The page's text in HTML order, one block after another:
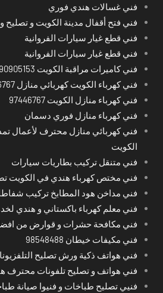
فني غسالات هندي فوري
فني فتح أقفال مدينة الكويت و تصليح
فني قطع غيار سيارات الفروانية
فني قطع غيار سيارات الفروانية
فني كاميرات مراقبة الكويت 90905153
فني كهرباء الكويت كهربائي منازل 97446767
فني كهرباء منازل الكويت 97446767
فني كهرباء منازل فوري دسمان
فني كهربائي منازل محترف لأعمال
الكويت
فني متنقل تركيب بطاريات سيارات
فني مختص كهرباء هندي في الكويت
فني مداخن هود المطابخ تركيب
فني معلم كهرباء باكستاني و هندي
فني مكافحة حشرات و قوارض من
فني مكيفات خيطان 98548488
فني هواتف ذكية ورش تصليح
فني هواتف و تصليح تلفونات محترف
فنيي تصليح طباخات و فنيوا صيانة